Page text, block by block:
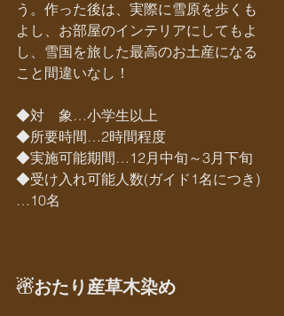
う。作った後は、実際に雪原を歩くも
よし、お部屋のインテリアにしてもよ
し、雪国を旅した最高のお土産になる
こと間違いなし！
◆対　象…小学生以上
◆所要時間…2時間程度
◆実施可能期間…12月中旬～3月下旬
◆受け入れ可能人数(ガイド1名につき)
…10名
☃おたり産草木染め